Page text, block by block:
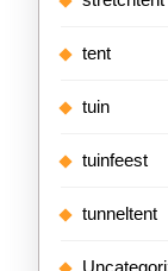
tent
tuin
tuinfeest
tunneltent